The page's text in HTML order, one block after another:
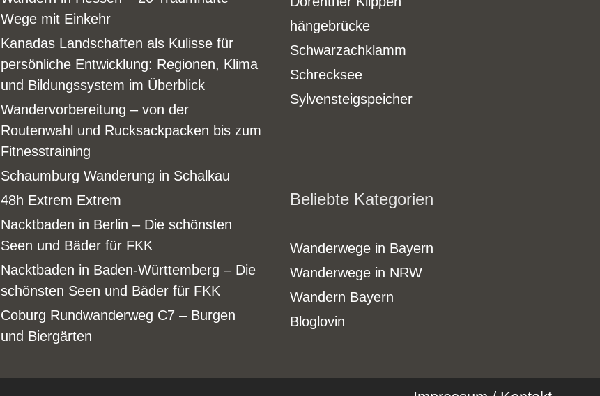
Wege mit Einkehr
Kanadas Landschaften als Kulisse für
persönliche Entwicklung: Regionen, Klima
und Bildungssystem im Überblick
Wandervorbereitung – von der
Routenwahl und Rucksackpacken bis zum
Fitnesstraining
Schaumburg Wanderung in Schalkau
48h Extrem Extrem
Nacktbaden in Berlin – Die schönsten
Seen und Bäder für FKK
Nacktbaden in Baden-Württemberg – Die
schönsten Seen und Bäder für FKK
Coburg Rundwanderweg C7 – Burgen
und Biergärten
hängebrücke
Schwarzachklamm
Schrecksee
Sylvensteigspeicher
Beliebte Kategorien
Wanderwege in Bayern
Wanderwege in NRW
Wandern Bayern
Bloglovin